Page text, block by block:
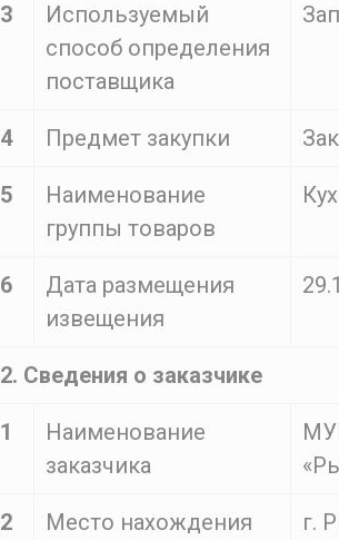
3
Используемый
способ определения
поставщика
4 Предмет закупки
5
Наименование
группы товаров
6
Дата размещения
извещения
2. Сведения о заказчике
1
Наименование
заказчика
2 Место нахождения г.